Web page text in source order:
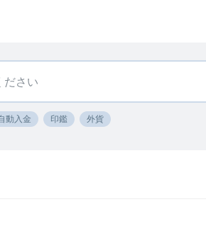
動入金 印鑑 外貨